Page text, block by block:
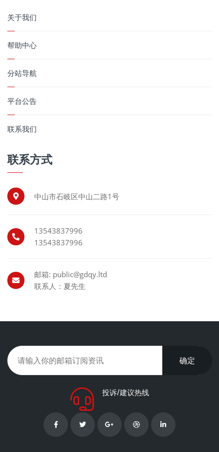
关于我们
帮助中心
分站导航
平台公告
联系我们
联系方式
中山市石岐区中山二路1号
13543837996
13543837996
邮箱: public@gdqy.ltd
联系人：夏先生
确定
投诉/建议热线